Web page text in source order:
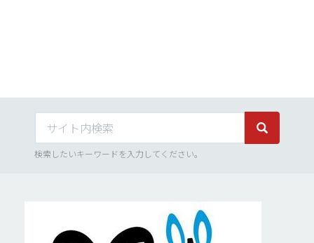
サイト内検索 サイト内
検索したいキーワードを入力してください。